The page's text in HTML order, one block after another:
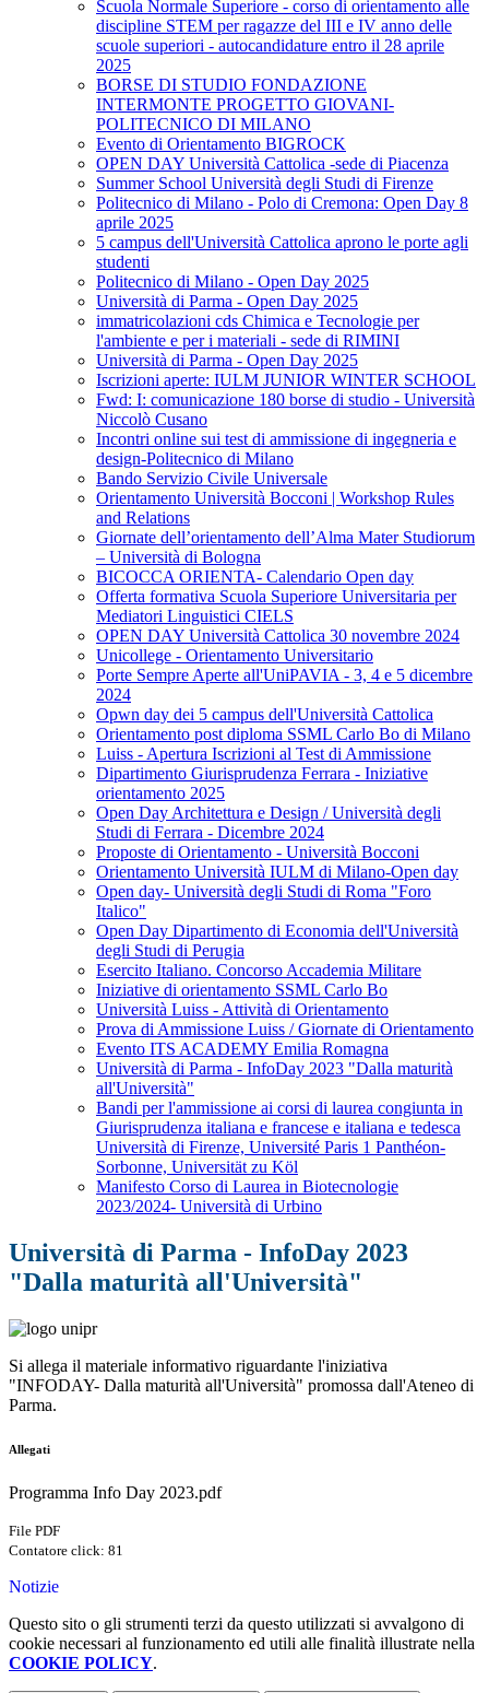
Scuola Normale Superiore - corso di orientamento alle
discipline STEM per ragazze del III e IV anno delle
scuole superiori - autocandidature entro il 28 aprile
2025
BORSE DI STUDIO FONDAZIONE
INTERMONTE PROGETTO GIOVANI-
POLITECNICO DI MILANO
Evento di Orientamento BIGROCK
OPEN DAY Università Cattolica -sede di Piacenza
Summer School Università degli Studi di Firenze
Politecnico di Milano - Polo di Cremona: Open Day 8
aprile 2025
5 campus dell'Università Cattolica aprono le porte agli
studenti
Politecnico di Milano - Open Day 2025
Università di Parma - Open Day 2025
immatricolazioni cds Chimica e Tecnologie per
l'ambiente e per i materiali - sede di RIMINI
Università di Parma - Open Day 2025
Iscrizioni aperte: IULM JUNIOR WINTER SCHOOL
Fwd: I: comunicazione 180 borse di studio - Università
Niccolò Cusano
Incontri online sui test di ammissione di ingegneria e
design-Politecnico di Milano
Bando Servizio Civile Universale
Orientamento Università Bocconi | Workshop Rules
and Relations
Giornate dell’orientamento dell’Alma Mater Studiorum
– Università di Bologna
BICOCCA ORIENTA- Calendario Open day
Offerta formativa Scuola Superiore Universitaria per
Mediatori Linguistici CIELS
OPEN DAY Università Cattolica 30 novembre 2024
Unicollege - Orientamento Universitario
Porte Sempre Aperte all'UniPAVIA - 3, 4 e 5 dicembre
2024
Opwn day dei 5 campus dell'Università Cattolica
Orientamento post diploma SSML Carlo Bo di Milano
Luiss - Apertura Iscrizioni al Test di Ammissione
Dipartimento Giurisprudenza Ferrara - Iniziative
orientamento 2025
Open Day Architettura e Design / Università degli
Studi di Ferrara - Dicembre 2024
Proposte di Orientamento - Università Bocconi
Orientamento Università IULM di Milano-Open day
Open day- Università degli Studi di Roma "Foro
Italico"
Open Day Dipartimento di Economia dell'Università
degli Studi di Perugia
Esercito Italiano. Concorso Accademia Militare
Iniziative di orientamento SSML Carlo Bo
Università Luiss - Attività di Orientamento
Prova di Ammissione Luiss / Giornate di Orientamento
Evento ITS ACADEMY Emilia Romagna
Università di Parma - InfoDay 2023 "Dalla maturità
all'Università"
Bandi per l'ammissione ai corsi di laurea congiunta in
Giurisprudenza italiana e francese e italiana e tedesca
Università di Firenze, Université Paris 1 Panthéon-
Sorbonne, Universität zu Köl
Manifesto Corso di Laurea in Biotecnologie
2023/2024- Università di Urbino
Università di Parma - InfoDay 2023
"Dalla maturità all'Università"
Si allega il materiale informativo riguardante l'iniziativa
"INFODAY- Dalla maturità all'Università" promossa dall'Ateneo di
Parma.
Allegati
Programma Info Day 2023.pdf
File PDF
Contatore click: 81
Notizie
Questo sito o gli strumenti terzi da questo utilizzati si avvalgono di
cookie necessari al funzionamento ed utili alle finalità illustrate nella
COOKIE POLICY.